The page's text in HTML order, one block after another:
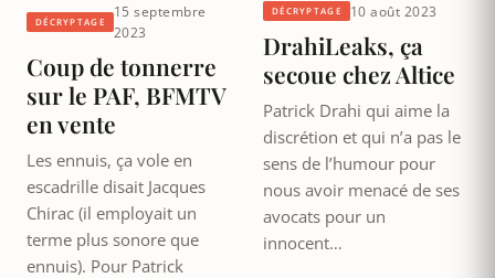
DÉCRYPTAGE
15 septembre
2023
Coup de tonnerre
sur le PAF, BFMTV
en vente
Les ennuis, ça vole en
escadrille disait Jacques
Chirac (il employait un
terme plus sonore que
ennuis). Pour Patrick
DÉCRYPTAGE 10 août 2023
DrahiLeaks, ça
secoue chez Altice
Patrick Drahi qui aime la
discrétion et qui n’a pas le
sens de l’humour pour
nous avoir menacé de ses
avocats pour un
innocent…